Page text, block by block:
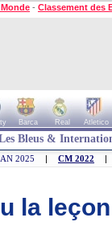
- Classement des
Barca Real Atletico
Bleus &
2025 | CM 2022 |
la